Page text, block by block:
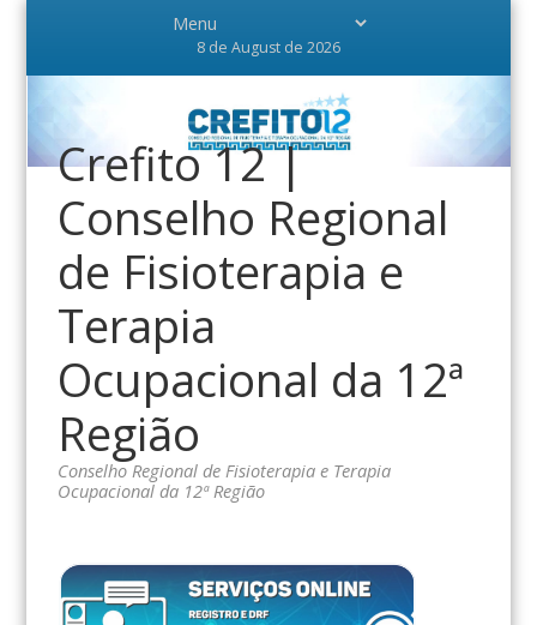
8 de August de 2026
Crefito 12 |
Conselho Regional
de Fisioterapia e
Terapia
Ocupacional da 12ª
Região
Conselho Regional de Fisioterapia e Terapia
Ocupacional da 12ª Região